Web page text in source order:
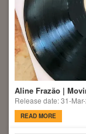
Aline Frazão |
Release date: 31-
READ MORE